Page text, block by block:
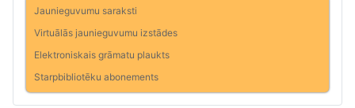
Jaunieguvumu saraksti
Virtuālās jaunieguvumu izstādes
Elektroniskais grāmatu plaukts
Starpbibliotēku abonements